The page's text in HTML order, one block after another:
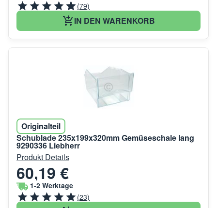
(79)
IN DEN WARENKORB
Originalteil
Schublade 235x199x320mm Gemüseschale lang
9290336 Liebherr
Produkt Details
60,19 €
1-2 Werktage
(23)